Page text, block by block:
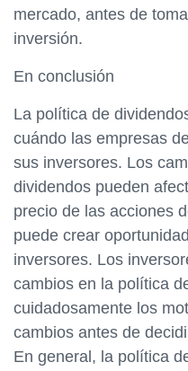
mercado, antes de
inversión.
En conclusión
La política de
cuándo las empresas
sus inversores. Los
dividendos pueden
precio de las acciones
puede crear
inversores. Los
cambios en la política
cuidadosamente los
cambios antes de
En general, la política